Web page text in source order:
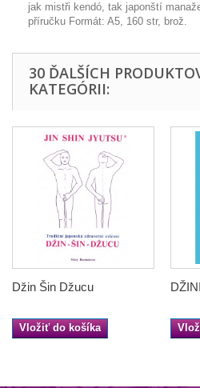
jak mistři kendó, tak japonští
příručku Formát: A5, 160 str, brož.
30 ĎALŠÍCH
KATEGÓRII:
Džin Šin Džucu
Vložiť do košíka